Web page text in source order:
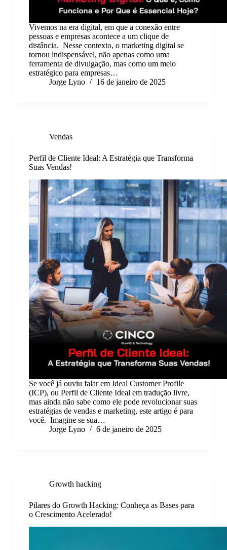
Vivemos na era digital, em que a conexão entre
pessoas e empresas acontece a um clique de
distância. Nesse contexto, o marketing digital se
tornou indispensável, não apenas como uma
ferramenta de divulgação, mas como um meio
estratégico para empresas…
Jorge Lyno
16 de janeiro de 2025
Vendas
Perfil de Cliente Ideal: A Estratégia que Transforma
Suas Vendas!
Se você já ouviu falar em Ideal Customer Profile
(ICP), ou Perfil de Cliente Ideal em tradução livre,
mas ainda não sabe como ele pode revolucionar suas
estratégias de vendas e marketing, este artigo é para
você. Imagine se sua…
Jorge Lyno
6 de janeiro de 2025
Growth hacking
Pilares do Growth Hacking: Conheça as Bases para
o Crescimento Acelerado!